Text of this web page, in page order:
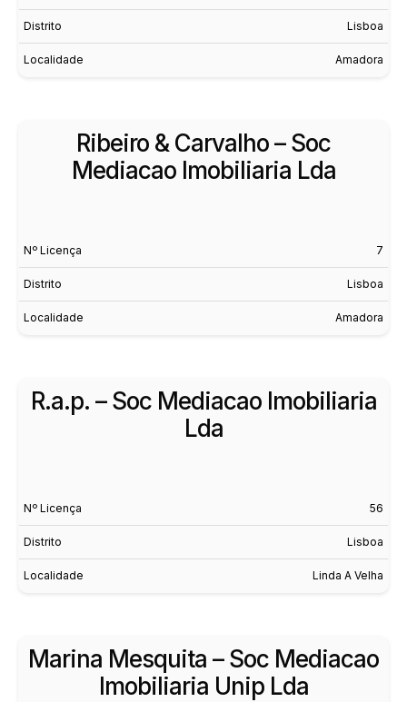
Distrito Lisboa
Localidade Amadora
Ribeiro & Carvalho – Soc
Mediacao Imobiliaria Lda
Nº Licença 7
Distrito Lisboa
Localidade Amadora
R.a.p. – Soc Mediacao Imobiliaria
Lda
Nº Licença 56
Distrito Lisboa
Localidade Linda A Velha
Marina Mesquita – Soc Mediacao
Imobiliaria Unip Lda